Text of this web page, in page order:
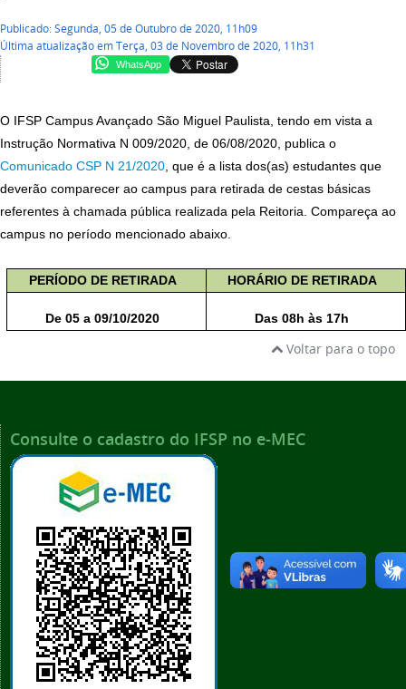
Publicado: Segunda, 05 de Outubro de 2020, 11h09
Última atualização em Terça, 03 de Novembro de 2020, 11h31
WhatsApp
O IFSP Campus Avançado São Miguel Paulista, tendo em vista a
Instrução Normativa N 009/2020, de 06/08/2020, publica o
Comunicado CSP N 21/2020 , que é a lista dos(as) estudantes que
deverão comparecer ao campus para retirada de cestas básicas
referentes à chamada pública realizada pela Reitoria. Compareça ao
campus no período mencionado abaixo.
PERÍODO DE RETIRADA HORÁRIO DE RETIRADA
De 05 a09/10/2020 Das 08h às 17h
Voltar para o topo
Consulte o cadastro do IFSP no e-MEC